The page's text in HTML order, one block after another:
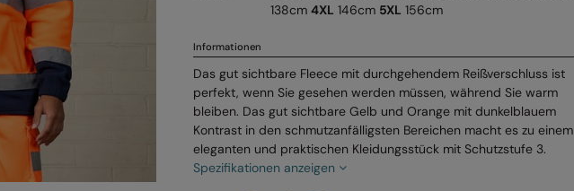
138cm 4XL 146cm 5XL 156cm
Informationen
Das gut sichtbare Fleece mit durchgehendem Reißverschluss ist
perfekt, wenn Sie gesehen werden müssen, während Sie warm
bleiben. Das gut sichtbare Gelb und Orange mit dunkelblauem
Kontrast in den schmutzanfälligsten Bereichen macht es zu einem
eleganten und praktischen Kleidungsstück mit Schutzstufe 3.
Spezifikationen anzeigen